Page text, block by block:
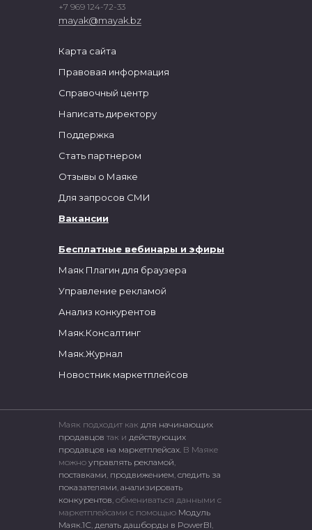
+7 969 124-72-33
mayak@mayak.bz
Бесплатные вебинары и эфиры
Маяк Плагин для браузера
Управление рекламой
Анализ конкурентов
Маяк.Консалтинг
Маяк.Журнал
Новостник маркетплейсов
Карта сайта
Правовая информация
Справочный центр
Написать директору
Поддержка
Стать партнером
Отзывы о Маяке
Для запросов СМИ
Вакансии
Маяк подходит как для начинающих
продавцов так и действующих
продавцов на маркетплейсах. В Маяке
можно управлять рекламой,
поставками, продвижением, следить за
показателями, анализировать
конкурентов, обмениваться данными с
маркетплейсами c помощью Модуль
Маяк.1С, делать дашборды в PowerBI,